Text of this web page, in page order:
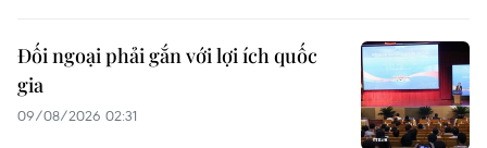
Đối ngoại phải gắn với lợi ích quốc
gia
09/08/2026 02:31